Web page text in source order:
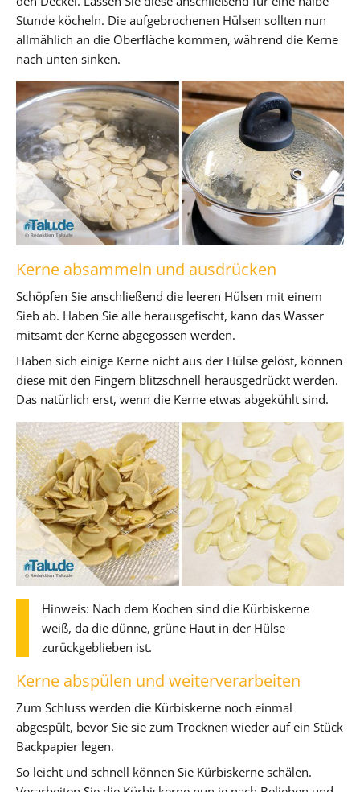
Stunde köcheln. Die aufgebrochenen Hülsen sollten nun
allmählich an die Oberfläche kommen, während die Kerne
nach unten sinken.
Kerne absammeln und ausdrücken
Schöpfen Sie anschließend die leeren Hülsen mit einem
Sieb ab. Haben Sie alle herausgefischt, kann das Wasser
mitsamt der Kerne abgegossen werden.
Haben sich einige Kerne nicht aus der Hülse gelöst, können
diese mit den Fingern blitzschnell herausgedrückt werden.
Das natürlich erst, wenn die Kerne etwas abgekühlt sind.
Hinweis: Nach dem Kochen sind die Kürbiskerne
weiß, da die dünne, grüne Haut in der Hülse
zurückgeblieben ist.
Kerne abspülen und weiterverarbeiten
Zum Schluss werden die Kürbiskerne noch einmal
abgespült, bevor Sie sie zum Trocknen wieder auf ein Stück
Backpapier legen.
So leicht und schnell können Sie Kürbiskerne schälen.